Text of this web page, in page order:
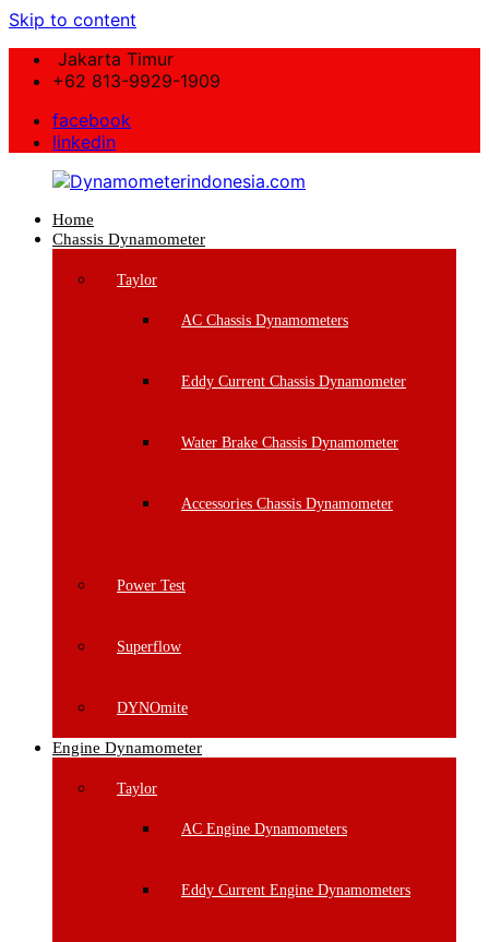
Skip to content
Jakarta Timur
+62 813-9929-1909
facebook
linkedin
Dynamometerindonesia.com
Home
Chassis Dynamometer
Taylor
AC Chassis Dynamometers
Eddy Current Chassis Dynamometer
Water Brake Chassis Dynamometer
Accessories Chassis Dynamometer
Power Test
Superflow
DYNOmite
Engine Dynamometer
Taylor
AC Engine Dynamometers
Eddy Current Engine Dynamometers